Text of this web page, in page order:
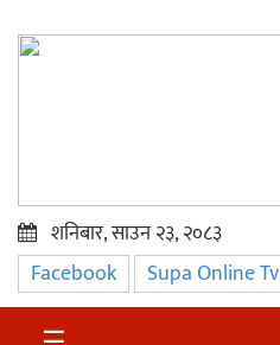
प्रमुख
समाचार
शनिबार, साउन २३, २०८३
Facebook Supa Online Tv